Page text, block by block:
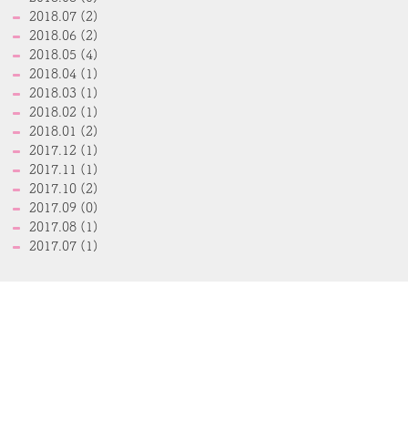
2018.07 (2)
2018.06 (2)
2018.05 (4)
2018.04 (1)
2018.03 (1)
2018.02 (1)
2018.01 (2)
2017.12 (1)
2017.11 (1)
2017.10 (2)
2017.09 (0)
2017.08 (1)
2017.07 (1)